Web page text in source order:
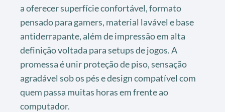
a oferecer superfície confortável, formato
pensado para gamers, material lavável e base
antiderrapante, além de impressão em alta
definição voltada para setups de jogos. A
promessa é unir proteção de piso, sensação
agradável sob os pés e design compatível com
quem passa muitas horas em frente ao
computador.